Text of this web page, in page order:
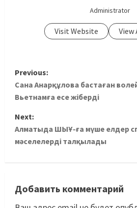
Administrator
Visit Website View
Previous:
Сана Анарқұлова бастаған
Вьетнамға есе жіберді
Next:
Алматыда ШЫҰ-ға мүше елдер
мәселелерді талқылады
Добавить комментарий